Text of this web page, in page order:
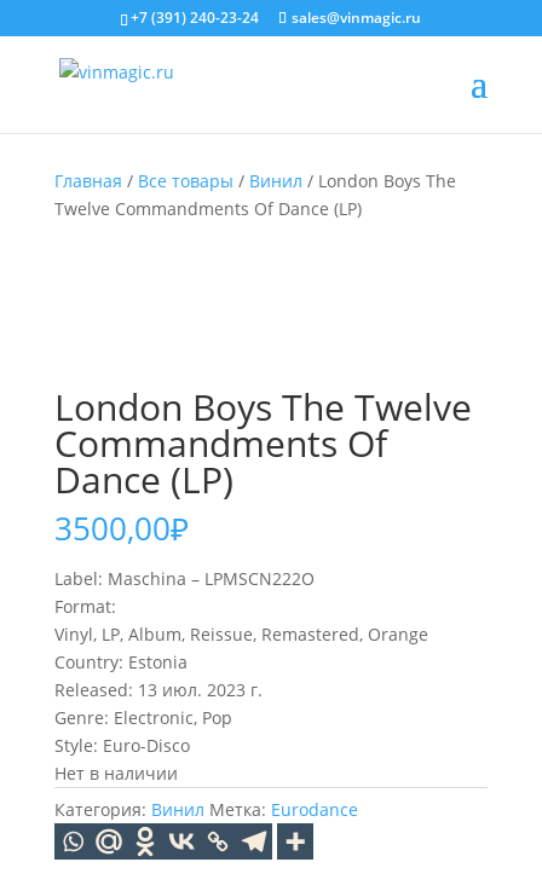
+7 (391) 240-23-24 sales@vinmagic.ru
Главная / Все товары / Винил / London Boys The
Twelve Commandments Of Dance (LP)
London Boys The Twelve
Commandments Of
Dance (LP)
3500,00₽
Label: Maschina – LPMSCN222O
Format:
Vinyl, LP, Album, Reissue, Remastered, Orange
Country: Estonia
Released: 13 июл. 2023 г.
Genre: Electronic, Pop
Style: Euro-Disco
Нет в наличии
Категория: Винил Метка: Eurodance